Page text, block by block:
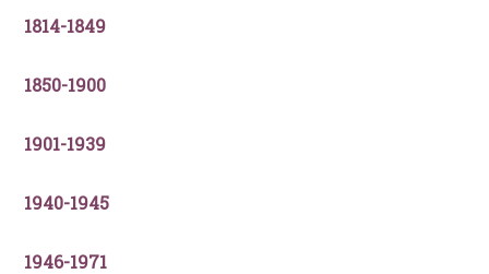
1814-1849
1850-1900
1901-1939
1940-1945
1946-1971